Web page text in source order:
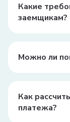
Какие
заемщикам?
Можно ли
Как
платежа?